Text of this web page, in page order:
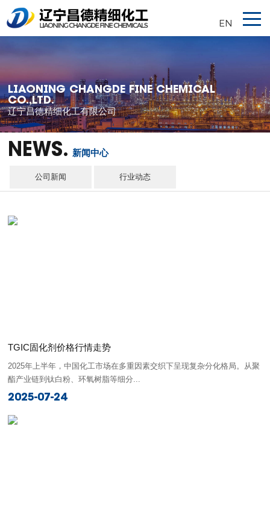
EN
LIAONING CHANGDE FINE CHEMICAL
CO.,LTD.
辽宁昌德精细化工有限公司
NEWS. 新闻中心
公司新闻 行业动态
TGIC固化剂价格行情走势
2025年上半年，中国化工市场在多重因素交织下呈现复杂分化格局。从聚
酯产业链到钛白粉、环氧树脂等细分...
2025-07-24